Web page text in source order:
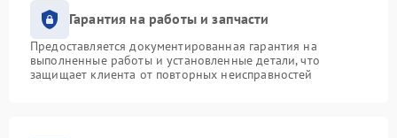
Гарантия на работы и запчасти
Предоставляется документированная гарантия на
выполненные работы и установленные детали, что
защищает клиента от повторных неисправностей